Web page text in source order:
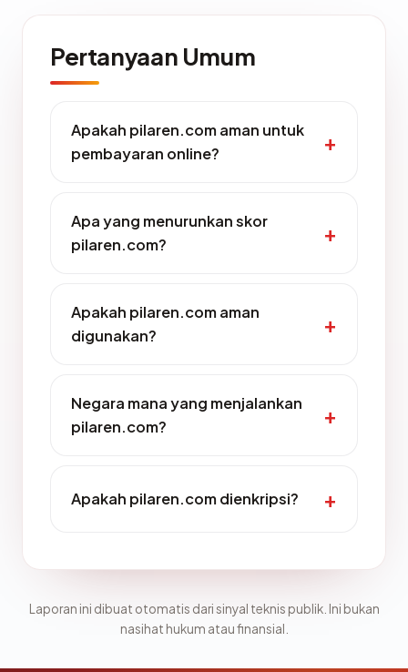
Pertanyaan Umum
Apakah pilaren.com aman untuk
pembayaran online?
Apa yang menurunkan skor
pilaren.com?
Apakah pilaren.com aman
digunakan?
Negara mana yang menjalankan
pilaren.com?
Apakah pilaren.com dienkripsi?
Laporan ini dibuat otomatis dari sinyal teknis publik. Ini bukan
nasihat hukum atau finansial.